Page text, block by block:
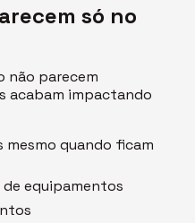
só no
não parecem
acabam impactando
mesmo quando ficam
equipamentos